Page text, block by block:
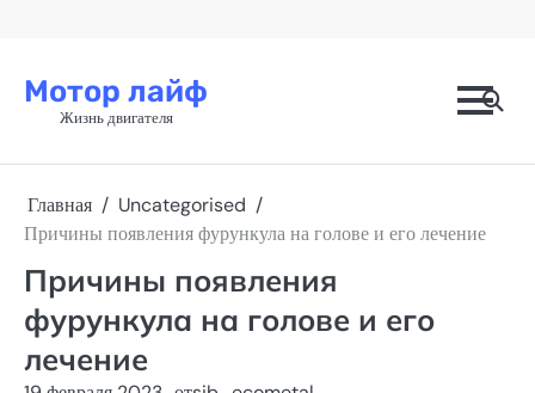
Мотор лайф
Жизнь двигателя
Главная
Uncategorised
Причины появления фурункула на голове и его лечение
Причины появления
фурункула на голове и его
лечение